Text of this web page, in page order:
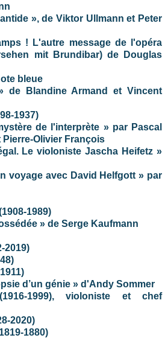
», de Viktor Ullmann et Peter
! L'autre message de l'opéra
mit Brundibar) de Douglas
bleue
de Blandine Armand et Vincent
1937)
de l'interprète » par Pascal
Olivier François
Le violoniste Jascha Heifetz »
voyage avec David Helfgott » par
1989)
» de Serge Kaufmann
2019)
d’un génie » d'Andy Sommer
1999), violoniste et chef
2020)
1880)